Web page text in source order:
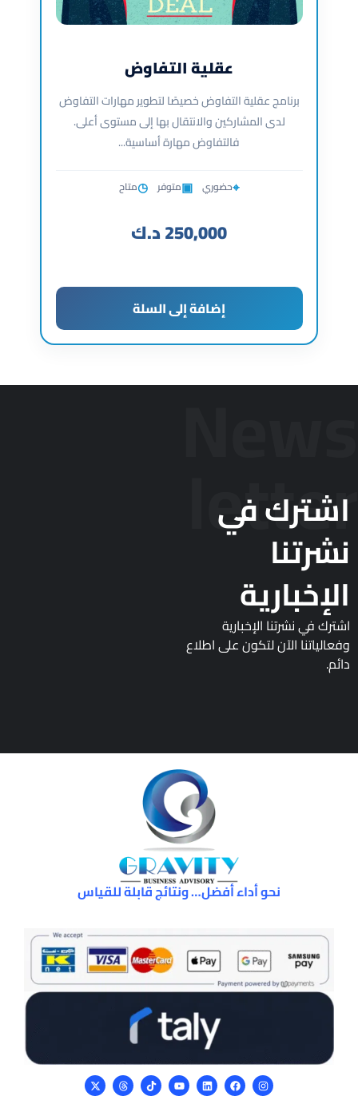
عقلية التفاوض
برنامج عقلية التفاوض خصيصًا لتطوير مهارات التفاوض
لدى المشاركين والانتقال بها إلى مستوى أعلى.
فالتفاوض مهارة أساسية...
⌖حضوري ▣متوفر ◷متاح
250,000د.ك
إضافة إلى السلة
اشترك في
نشرتنا
الإخبارية
اشترك في نشرتنا الإخبارية
وفعالياتنا الآن لتكون على اطلاع
دائم.
News
letter
نحو أداء أفضل… ونتائج قابلة للقياس